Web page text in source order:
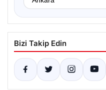
Bizi Takip Edin